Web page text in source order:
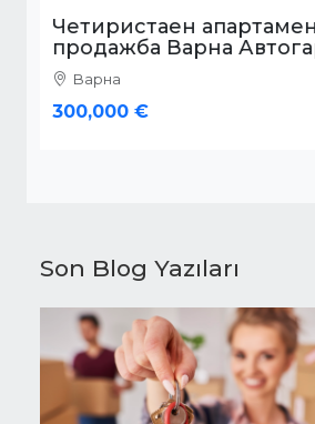
Четиристаен
продажба Варна
Варна
189,999 €
Son Blog Yazıları